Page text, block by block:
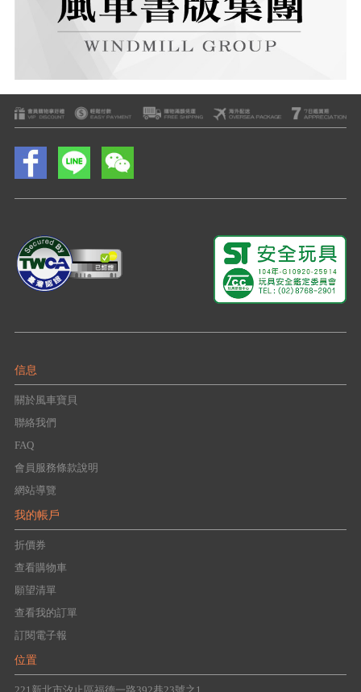
信息
關於風車寶貝
聯絡我們
FAQ
會員服務條款說明
網站導覽
我的帳戶
折價券
查看購物車
願望清單
查看我的訂單
訂閱電子報
位置